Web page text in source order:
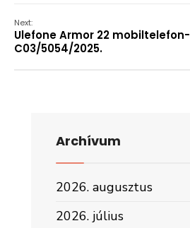
Next:
Ulefone Armor 22 mobiltelefon-
C03/5054/2025.
Archívum
2026. augusztus
2026. július